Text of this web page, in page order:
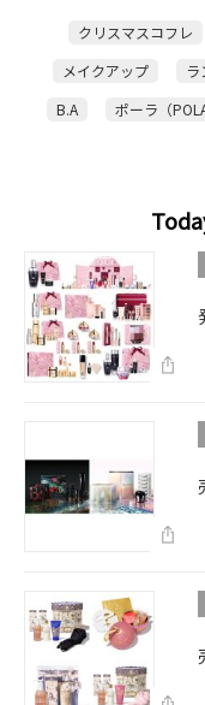
クリスマスコフレ
メイクアップ
ラ
B.A
ポーラ（POLA